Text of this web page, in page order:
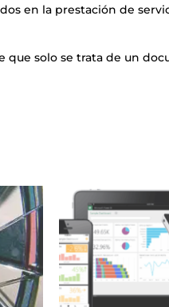
en la prestación de
que solo se trata de un